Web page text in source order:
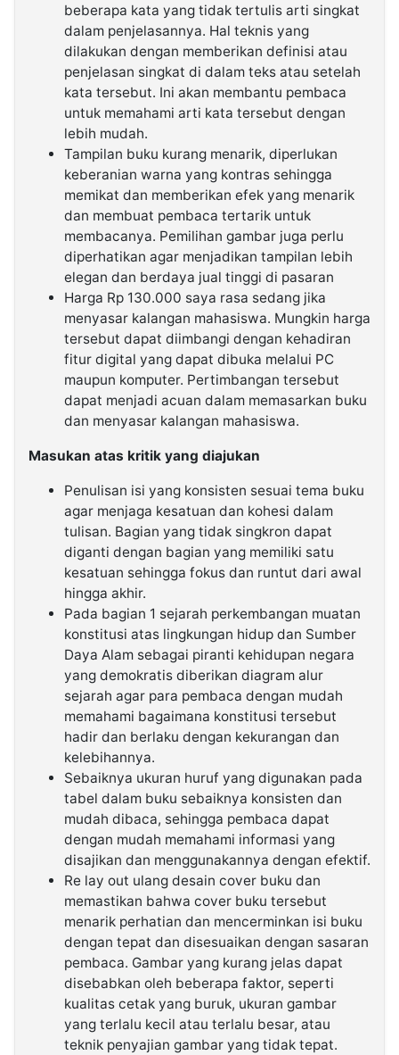
beberapa kata yang tidak tertulis arti singkat
dalam penjelasannya. Hal teknis yang
dilakukan dengan memberikan definisi atau
penjelasan singkat di dalam teks atau setelah
kata tersebut. Ini akan membantu pembaca
untuk memahami arti kata tersebut dengan
lebih mudah.
Tampilan buku kurang menarik, diperlukan
keberanian warna yang kontras sehingga
memikat dan memberikan efek yang menarik
dan membuat pembaca tertarik untuk
membacanya. Pemilihan gambar juga perlu
diperhatikan agar menjadikan tampilan lebih
elegan dan berdaya jual tinggi di pasaran
Harga Rp 130.000 saya rasa sedang jika
menyasar kalangan mahasiswa. Mungkin harga
tersebut dapat diimbangi dengan kehadiran
fitur digital yang dapat dibuka melalui PC
maupun komputer. Pertimbangan tersebut
dapat menjadi acuan dalam memasarkan buku
dan menyasar kalangan mahasiswa.
Masukan atas kritik yang diajukan
Penulisan isi yang konsisten sesuai tema buku
agar menjaga kesatuan dan kohesi dalam
tulisan. Bagian yang tidak singkron dapat
diganti dengan bagian yang memiliki satu
kesatuan sehingga fokus dan runtut dari awal
hingga akhir.
Pada bagian 1 sejarah perkembangan muatan
konstitusi atas lingkungan hidup dan Sumber
Daya Alam sebagai piranti kehidupan negara
yang demokratis diberikan diagram alur
sejarah agar para pembaca dengan mudah
memahami bagaimana konstitusi tersebut
hadir dan berlaku dengan kekurangan dan
kelebihannya.
Sebaiknya ukuran huruf yang digunakan pada
tabel dalam buku sebaiknya konsisten dan
mudah dibaca, sehingga pembaca dapat
dengan mudah memahami informasi yang
disajikan dan menggunakannya dengan efektif.
Re lay out ulang desain cover buku dan
memastikan bahwa cover buku tersebut
menarik perhatian dan mencerminkan isi buku
dengan tepat dan disesuaikan dengan sasaran
pembaca. Gambar yang kurang jelas dapat
disebabkan oleh beberapa faktor, seperti
kualitas cetak yang buruk, ukuran gambar
yang terlalu kecil atau terlalu besar, atau
teknik penyajian gambar yang tidak tepat.